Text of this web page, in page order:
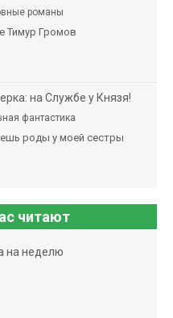
романы
Тимур Громов
на Службе у Князя!
фантастика
роды у моей сестры
читают
на неделю